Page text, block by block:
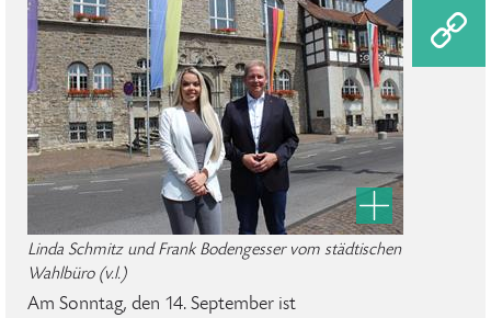
Linda Schmitz und Frank Bodengesser vom städtischen
Wahlbüro (v.l.)
Am Sonntag, den 14. September ist